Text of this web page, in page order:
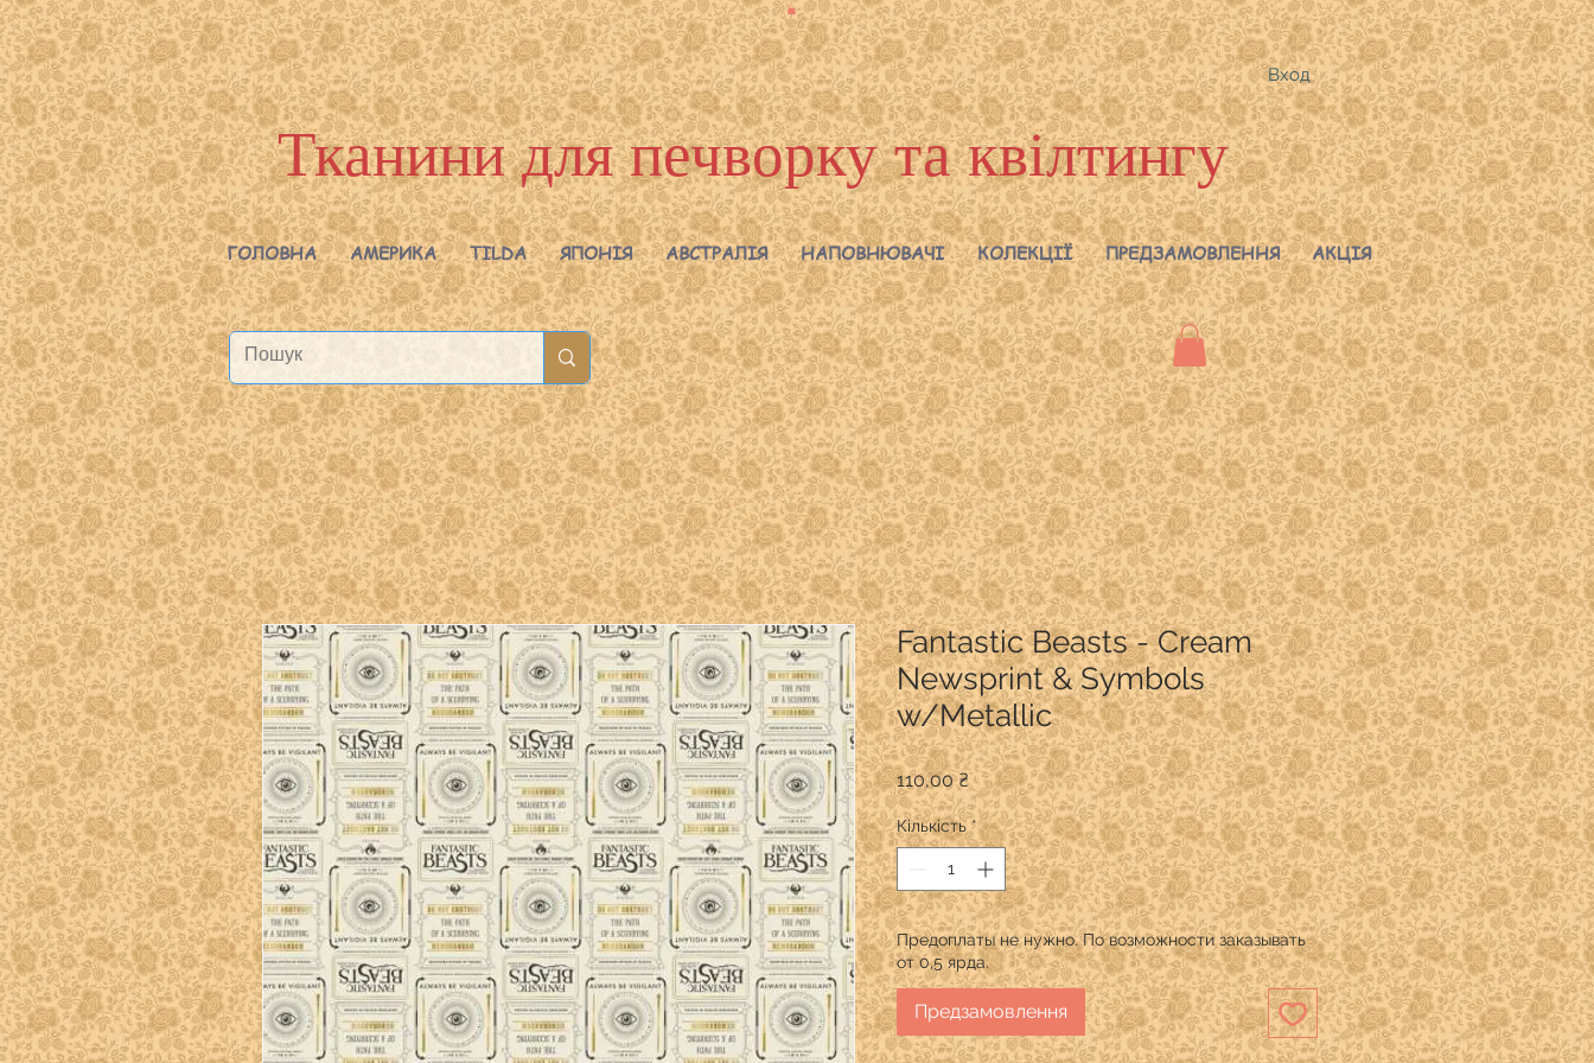
Вход
Тканини для печворку та квілтингу
ГОЛОВНА АМЕРИКА TILDA ЯПОНІЯ АВСТРАЛІЯ НАПОВНЮВАЧІ КОЛЕКЦІЇ ПРЕДЗАМОВЛЕННЯ АКЦІЯ
Fantastic Beasts - Cream
Newsprint & Symbols
w/Metallic
110,00 ₴Ціна
Кількість *
Предоплаты не нужно. По возможности заказывать
от 0,5 ярда.
Предзамовлення